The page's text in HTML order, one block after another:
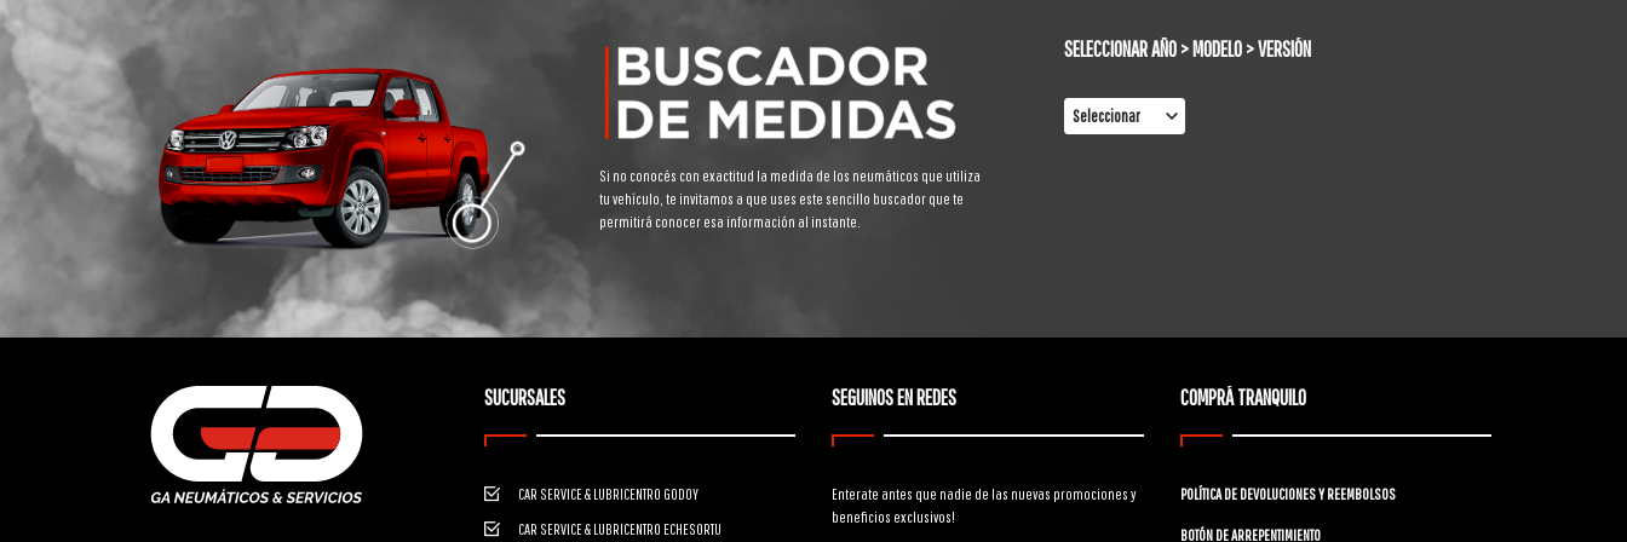
Si no conocés con exactitud la medida de los neumáticos que utiliza
tu vehículo, te invitamos a que uses este sencillo buscador que te
permitirá conocer esa información al instante.
SELECCIONAR AÑO > MODELO > VERSIÓN
SUCURSALES
CAR SERVICE & LUBRICENTRO GODOY
CAR SERVICE & LUBRICENTRO ECHESORTU
SEGUINOS EN REDES
Enterate antes que nadie de las nuevas promociones y
beneficios exclusivos!
COMPRÁ TRANQUILO
POLÍTICA DE DEVOLUCIONES Y REEMBOLSOS
BOTÓN DE ARREPENTIMIENTO